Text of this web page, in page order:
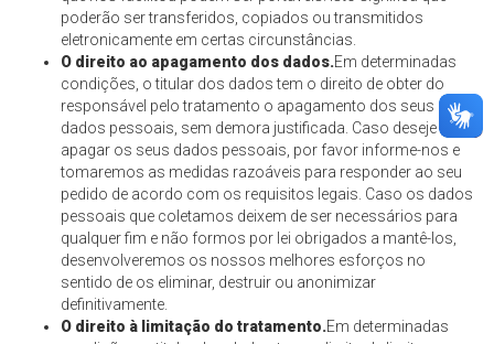
poderão ser transferidos, copiados ou transmitidos
eletronicamente em certas circunstâncias.
O direito ao apagamento dos dados.Em determinadas
condições, o titular dos dados tem o direito de obter do
responsável pelo tratamento o apagamento dos seus
dados pessoais, sem demora justificada. Caso deseje
apagar os seus dados pessoais, por favor informe-nos e
tomaremos as medidas razoáveis para responder ao seu
pedido de acordo com os requisitos legais. Caso os dados
pessoais que coletamos deixem de ser necessários para
qualquer fim e não formos por lei obrigados a mantê-los,
desenvolveremos os nossos melhores esforços no
sentido de os eliminar, destruir ou anonimizar
definitivamente.
O direito à limitação do tratamento.Em determinadas